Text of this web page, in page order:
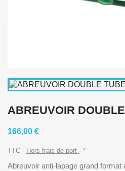
ABREUVOIR
166,00 €
TTC Hors frais de port *
Abreuvoir anti-lapage grand format